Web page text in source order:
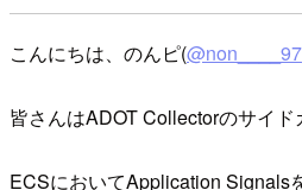
こんにちは、のんピ(@non____97
皆さんはADOT Collectorのサイ
ECSにおいてApplication Signals